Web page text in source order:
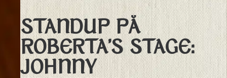
STANDUP PÅ
ROBERTA’S STAGE:
JOHNNY